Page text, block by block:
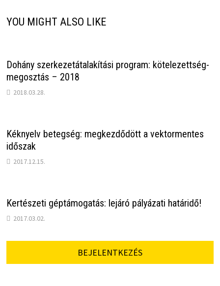
YOU MIGHT ALSO LIKE
Dohány szerkezetátalakítási program: kötelezettség-
megosztás – 2018
2018.03.28.
Kéknyelv betegség: megkezdődött a vektormentes
időszak
2017.12.15.
Kertészeti géptámogatás: lejáró pályázati határidő!
2017.03.02.
BEJELENTKEZÉS